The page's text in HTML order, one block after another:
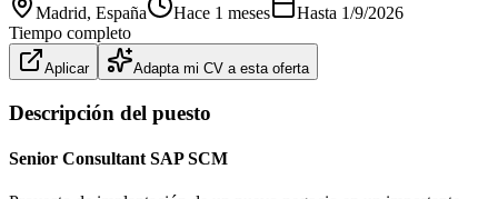
Madrid, España Hace 1 meses Hasta 1/9/2026
Tiempo completo
Aplicar Adapta mi CV a esta oferta
Descripción del puesto
Senior Consultant SAP SCM